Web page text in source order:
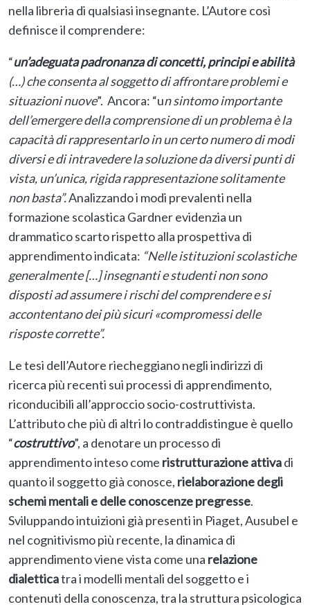
nella libreria di qualsiasi insegnante. L’Autore così
definisce il comprendere:
“un’adeguata padronanza di concetti, principi e abilità
(…) che consenta al soggetto di affrontare problemi e
situazioni nuove”. Ancora: “un sintomo importante
dell’emergere della comprensione di un problema è la
capacità di rappresentarlo in un certo numero di modi
diversi e di intravedere la soluzione da diversi punti di
vista, un’unica, rigida rappresentazione solitamente
non basta”.Analizzando i modi prevalenti nella
formazione scolastica Gardner evidenzia un
drammatico scarto rispetto alla prospettiva di
apprendimento indicata: “Nelle istituzioni scolastiche
generalmente […] insegnanti e studenti non sono
disposti ad assumere i rischi del comprendere e si
accontentano dei più sicuri «compromessi delle
risposte corrette”.
Le tesi dell’Autore riecheggiano negli indirizzi di
ricerca più recenti sui processi di apprendimento,
riconducibili all’approccio socio-costruttivista.
L’attributo che più di altri lo contraddistingue è quello
“costruttivo”, a denotare un processo di
apprendimento inteso come ristrutturazione attivadi
quanto il soggetto già conosce, rielaborazione degli
schemi mentali e delle conoscenze pregresse.
Sviluppando intuizioni già presenti in Piaget, Ausubel e
nel cognitivismo più recente, la dinamica di
apprendimento viene vista come una relazione
dialetticatra i modelli mentali del soggetto e i
contenuti della conoscenza, tra la struttura psicologica